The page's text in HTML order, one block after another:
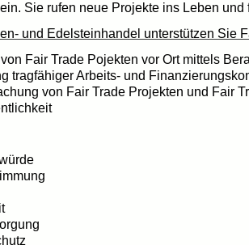
Sie rufen neue Projekte ins Leben und
und Edelsteinhandel unterstützen Sie
Fair Trade Pojekten vor Ort mittels
tragfähiger Arbeits- und
von Fair Trade Projekten und Fair